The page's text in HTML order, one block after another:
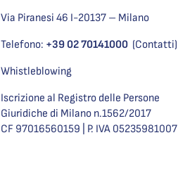
Via Piranesi 46 I-20137 – Milano
Telefono: +39 02 70141000 (Contatti)
Whistleblowing
Iscrizione al Registro delle Persone
Giuridiche di Milano n.1562/2017
CF 97016560159 | P. IVA 05235981007